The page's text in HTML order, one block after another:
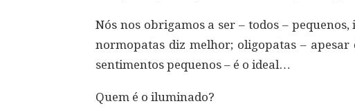
Nós nos obrigamos a ser – todos –
normopatas diz melhor; oligopatas –
sentimentos pequenos – é o ideal…
Quem é o iluminado?